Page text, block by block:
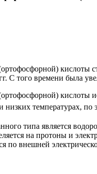
кислоты
С того времени была
кислоты
температурах,
типа является
на протоны и
внешней